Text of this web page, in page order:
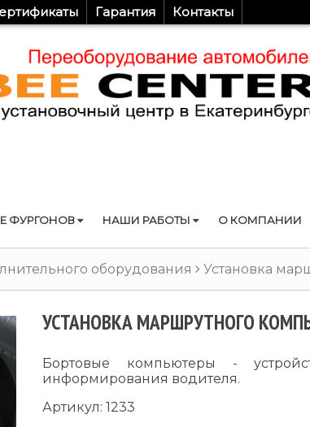
Гарантия Контакты
ФУРГОНОВ НАШИ РАБОТЫ О КОМПАНИИ
оборудования Установка
УСТАНОВКА МАРШРУТНОГО
Бортовые компьютеры -
информирования водителя.
Артикул:1233